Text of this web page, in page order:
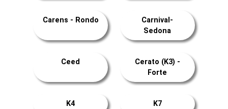
Carens - Rondo
Carnival-
Sedona
Ceed
Cerato (K3) -
Forte
K4 K7